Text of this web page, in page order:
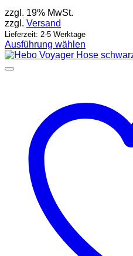
zzgl. 19% MwSt.
zzgl. Versand
Lieferzeit: 2-5 Werktage
Ausführung wählen
Dieses
Produkt
Optionen
können
Produktseite
gewählt
werden